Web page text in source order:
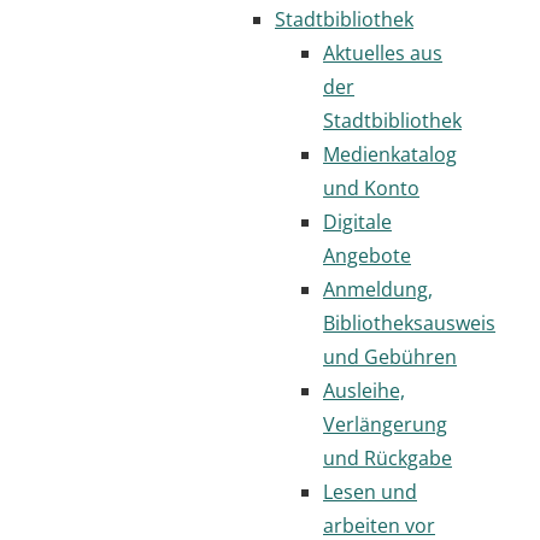
Stadtbibliothek
Aktuelles aus
der
Stadtbibliothek
Medienkatalog
und Konto
Digitale
Angebote
Anmeldung,
Bibliotheksausweis
und Gebühren
Ausleihe,
Verlängerung
und Rückgabe
Lesen und
arbeiten vor